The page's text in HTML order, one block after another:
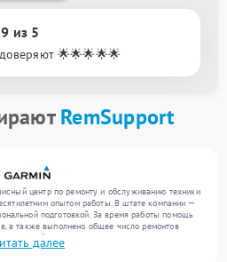
из 5
🌟🌟🌟🌟🌟
RemSupport
центр по ремонту и обслуживанию техники
опытом работы. В штате компании —
подготовкой. За время работы помощь
а также выполнено общее число ремонтов
центр поступает свыше 300 единиц
поломки любой сложности и гарантируем
далее